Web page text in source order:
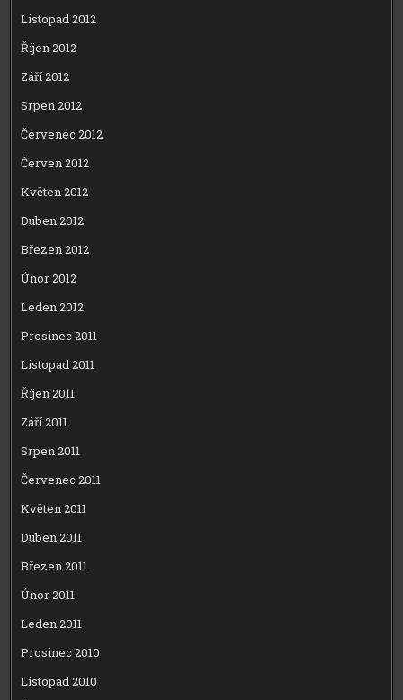
Listopad 2012
Říjen 2012
Září 2012
Srpen 2012
Červenec 2012
Červen 2012
Květen 2012
Duben 2012
Březen 2012
Únor 2012
Leden 2012
Prosinec 2011
Listopad 2011
Říjen 2011
Září 2011
Srpen 2011
Červenec 2011
Květen 2011
Duben 2011
Březen 2011
Únor 2011
Leden 2011
Prosinec 2010
Listopad 2010